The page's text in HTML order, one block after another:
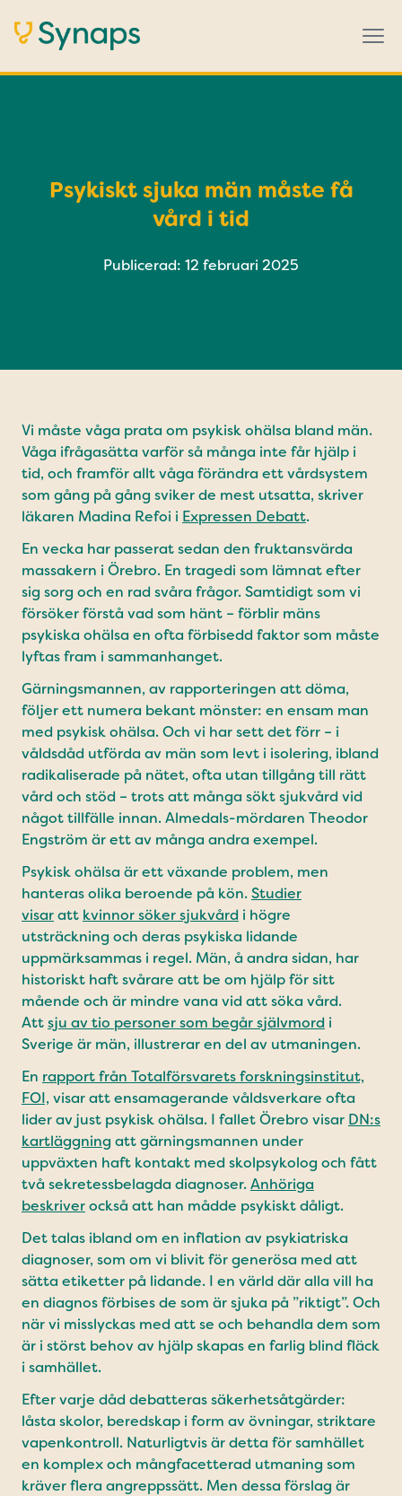
Psykiskt sjuka män måste få
vård i tid
Publicerad: 12 februari 2025
Vi måste våga prata om psykisk ohälsa bland män.
Våga ifrågasätta varför så många inte får hjälp i
tid, och framför allt våga förändra ett vårdsystem
som gång på gång sviker de mest utsatta, skriver
läkaren Madina Refoi i Expressen Debatt.
En vecka har passerat sedan den fruktansvärda
massakern i Örebro. En tragedi som lämnat efter
sig sorg och en rad svåra frågor. Samtidigt som vi
försöker förstå vad som hänt – förblir mäns
psykiska ohälsa en ofta förbisedd faktor som måste
lyftas fram i sammanhanget.
Gärningsmannen, av rapporteringen att döma,
följer ett numera bekant mönster: en ensam man
med psykisk ohälsa. Och vi har sett det förr – i
våldsdåd utförda av män som levt i isolering, ibland
radikaliserade på nätet, ofta utan tillgång till rätt
vård och stöd – trots att många sökt sjukvård vid
något tillfälle innan. Almedals-mördaren Theodor
Engström är ett av många andra exempel.
Psykisk ohälsa är ett växande problem, men
hanteras olika beroende på kön.Studier
visaratt kvinnor söker sjukvård i högre
utsträckning och deras psykiska lidande
uppmärksammas i regel. Män, å andra sidan, har
historiskt haft svårare att be om hjälp för sitt
mående och är mindre vana vid att söka vård.
Attsju av tio personer som begår självmord i
Sverige är män, illustrerar en del av utmaningen.
En rapport från Totalförsvarets forskningsinstitut,
FOI,visar att ensamagerande våldsverkare ofta
lider av just psykisk ohälsa. I fallet Örebro visar DN:s
kartläggning att gärningsmannen under
uppväxten haft kontakt med skolpsykolog och fått
två sekretessbelagda diagnoser.Anhöriga
beskriverockså att han mådde psykiskt dåligt.
Det talas ibland om en inflation av psykiatriska
diagnoser, som om vi blivit för generösa med att
sätta etiketter på lidande. I en värld där alla vill ha
en diagnos förbises de som är sjuka på ”riktigt”. Och
när vi misslyckas med att se och behandla dem som
är i störst behov av hjälp skapas en farlig blind fläck
i samhället.
Efter varje dåd debatteras säkerhetsåtgärder:
låsta skolor, beredskap i form av övningar, striktare
vapenkontroll. Naturligtvis är detta för samhället
en komplex och mångfacetterad utmaning som
kräver flera angreppssätt. Men dessa förslag är